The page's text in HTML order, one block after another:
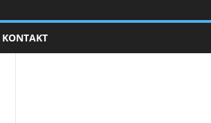
KONTAKT